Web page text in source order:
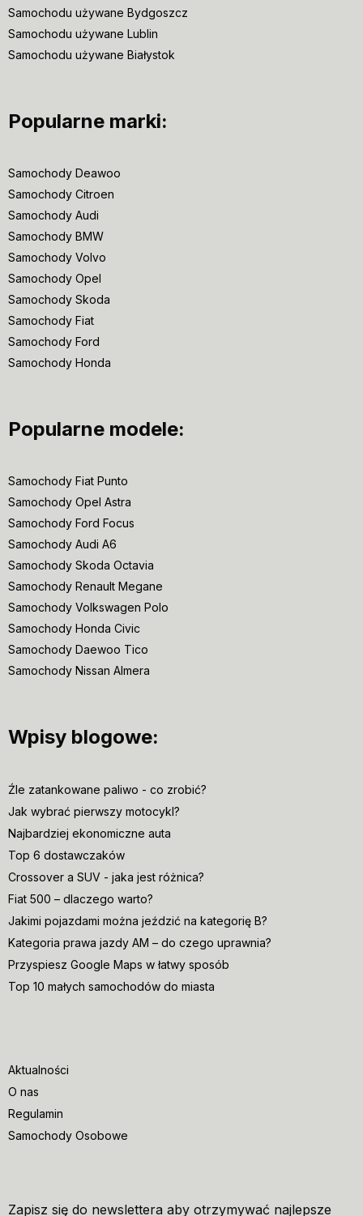
Samochodu używane Bydgoszcz
Samochodu używane Lublin
Samochodu używane Białystok
Popularne marki:
Samochody Deawoo
Samochody Citroen
Samochody Audi
Samochody BMW
Samochody Volvo
Samochody Opel
Samochody Skoda
Samochody Fiat
Samochody Ford
Samochody Honda
Popularne modele:
Samochody Fiat Punto
Samochody Opel Astra
Samochody Ford Focus
Samochody Audi A6
Samochody Skoda Octavia
Samochody Renault Megane
Samochody Volkswagen Polo
Samochody Honda Civic
Samochody Daewoo Tico
Samochody Nissan Almera
Wpisy blogowe:
Źle zatankowane paliwo - co zrobić?
Jak wybrać pierwszy motocykl?
Najbardziej ekonomiczne auta
Top 6 dostawczaków
Crossover a SUV - jaka jest różnica?
Fiat 500 – dlaczego warto?
Jakimi pojazdami można jeździć na kategorię B?
Kategoria prawa jazdy AM – do czego uprawnia?
Przyspiesz Google Maps w łatwy sposób
Top 10 małych samochodów do miasta
Aktualności
O nas
Regulamin
Samochody Osobowe
Zapisz się do newslettera aby otrzymywać najlepsze